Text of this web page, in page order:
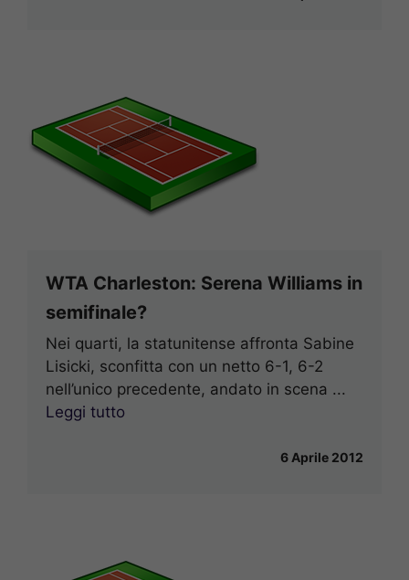
WTA Charleston: Serena Williams in
semifinale?
Nei quarti, la statunitense affronta Sabine
Lisicki, sconfitta con un netto 6-1, 6-2
nell’unico precedente, andato in scena ...
Leggi tutto
6 Aprile 2012